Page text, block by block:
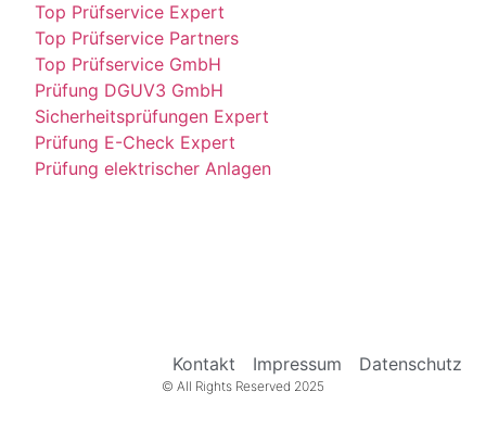
Top Prüfservice Expert
Top Prüfservice Partners
Top Prüfservice GmbH
Prüfung DGUV3 GmbH
Sicherheitsprüfungen Expert
Prüfung E-Check Expert
Prüfung elektrischer Anlagen
Kontakt Impressum Datenschutz
© All Rights Reserved 2025